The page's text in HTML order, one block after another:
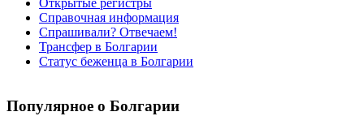
Открытые регистры
Справочная информация
Спрашивали? Отвечаем!
Трансфер в Болгарии
Статус беженца в Болгарии
Популярное о Болгарии